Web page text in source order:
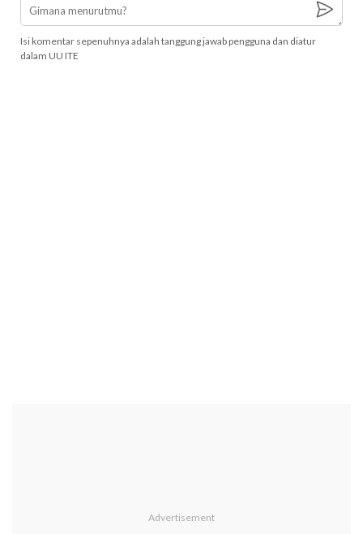
Isi komentar sepenuhnya adalah tanggung jawab pengguna dan diatur
dalam UU ITE